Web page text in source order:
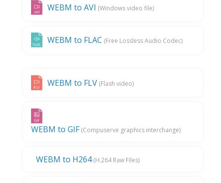
WEBM to AVI (Windows video file)
WEBM to FLAC (Free Lossless Audio Codec)
WEBM to FLV (Flash video)
WEBM to GIF (Compuserve graphics interchange)
WEBM to H264(H.264 Raw Files)